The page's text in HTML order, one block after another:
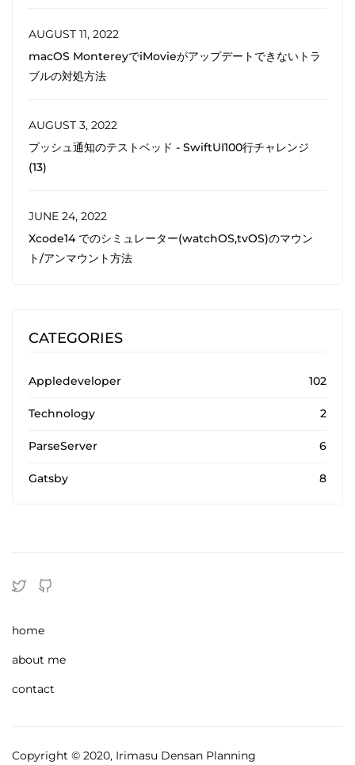
AUGUST 11, 2022
macOS MontereyでiMovieがアップデートできないトラ
ブルの対処方法
AUGUST 3, 2022
プッシュ通知のテストベッド - SwiftUI100行チャレンジ
(13)
JUNE 24, 2022
Xcode14 でのシミュレーター(watchOS,tvOS)のマウン
ト/アンマウント方法
CATEGORIES
Appledeveloper 102
Technology 2
ParseServer 6
Gatsby 8
home
about me
contact
Copyright © 2020, Irimasu Densan Planning